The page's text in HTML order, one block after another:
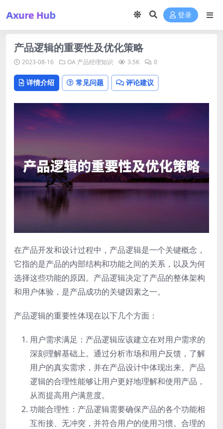
登录
产品逻辑的重要性及优化策略
2023-08-16 OA 产品经理知识 3.5K 0
详情介绍 常见问题 评论建议
在产品开发和设计过程中，产品逻辑是一个关键概念，
它指的是产品的内部结构和功能之间的关系，以及为何
选择这些功能的原因。产品逻辑决定了产品的整体架构
和用户体验，是产品成功的关键因素之一。
产品逻辑的重要性体现在以下几个方面：
用户需求满足：产品逻辑应该建立在对用户需求的
深刻理解基础上。通过分析市场和用户反馈，了解
用户的真实需求，并在产品设计中体现出来。产品
逻辑的合理性能够让用户更好地理解和使用产品，
从而提高用户满意度。
功能合理性：产品逻辑需要确保产品的各个功能相
互衔接、无冲突，并符合用户的使用习惯。合理的